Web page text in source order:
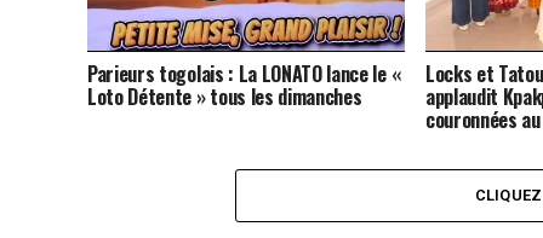
Parieurs togolais : La LONATO lance le «
Loto Détente » tous les dimanches
Locks et
applaudit
couronnées